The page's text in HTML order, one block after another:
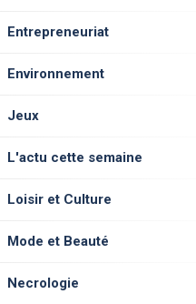
Entrepreneuriat
Environnement
Jeux
L'actu cette semaine
Loisir et Culture
Mode et Beauté
Necrologie